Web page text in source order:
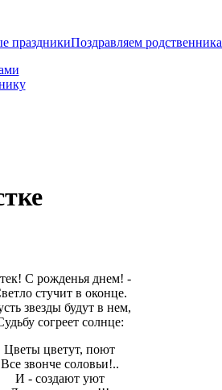
праздникиПоздравляем родственника
С рожденья днем! -
стучит в оконце.
звезды будут в нем,
согреет солнце:
Цветы цветут, поют
Все звонче соловьи!..
И - создают уют